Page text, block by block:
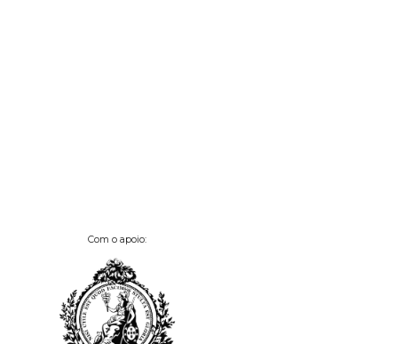
Com o apoio: